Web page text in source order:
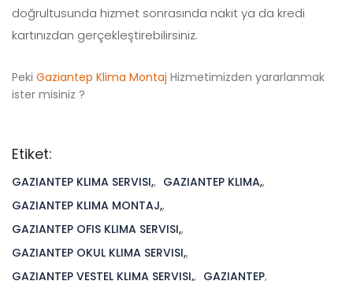
doğrultusunda hizmet sonrasında nakit ya da kredi
kartınızdan gerçekleştirebilirsiniz.
Peki Gaziantep Klima Montaj Hizmetimizden yararlanmak
ister misiniz ?
Etiket:
GAZIANTEP KLIMA SERVISI,, GAZIANTEP KLIMA,,
GAZIANTEP KLIMA MONTAJ,,
GAZIANTEP OFIS KLIMA SERVISI,,
GAZIANTEP OKUL KLIMA SERVISI,,
GAZIANTEP VESTEL KLIMA SERVISI,, GAZIANTEP,